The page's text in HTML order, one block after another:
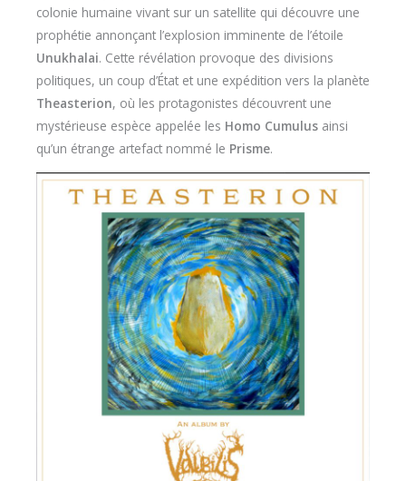
colonie humaine vivant sur un satellite qui découvre une
prophétie annonçant l’explosion imminente de l’étoile
Unukhalai. Cette révélation provoque des divisions
politiques, un coup d’État et une expédition vers la planète
Theasterion, où les protagonistes découvrent une
mystérieuse espèce appelée les Homo Cumulus ainsi
qu’un étrange artefact nommé le Prisme.